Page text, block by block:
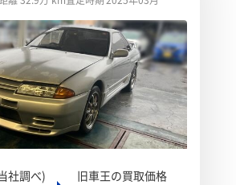
社調べ) 旧車王の買取価格